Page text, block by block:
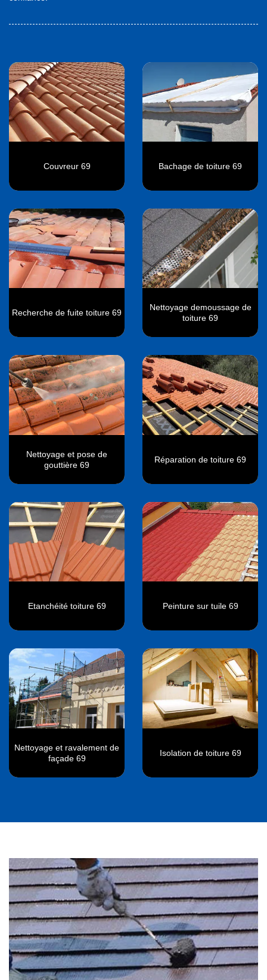
Couvreur 69 Bachage de toiture 69
Recherche de fuite toiture 69
Nettoyage demoussage de
toiture 69
Nettoyage et pose de
gouttière 69
Réparation de toiture 69
Etanchéité toiture 69 Peinture sur tuile 69
Nettoyage et ravalement de
façade 69
Isolation de toiture 69